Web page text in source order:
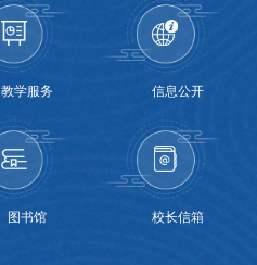
教学服务 信息公开
图书馆 校长信箱